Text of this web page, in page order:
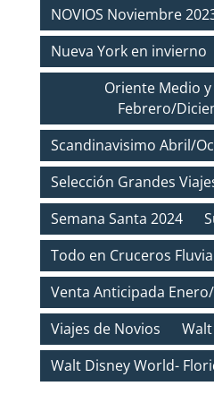
NOVIOS Noviembre
Nueva York en invierno
Oriente Medio
Febrero/
Scandinavisimo Abril/
Selección Grandes
Semana Santa 2024
Todo en Cruceros
Venta Anticipada
Viajes de Novios
Walt Disney World-